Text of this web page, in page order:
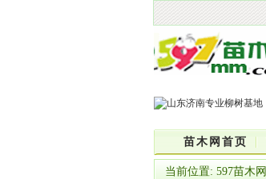
苗木网首页
当前位置: 597苗木网